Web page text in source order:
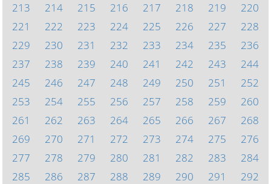
213
214 215 216 217 218 219
220
221
222 223 224 225 226 227
228
229
230 231 232 233 234 235
236
237
238 239 240 241 242 243
244
245
246 247 248 249 250 251
252
253
254 255 256 257 258 259
260
261
262 263 264 265 266 267
268
269
270 271 272 273 274 275
276
277
278 279 280 281 282 283
284
285
286 287 288 289 290 291
292